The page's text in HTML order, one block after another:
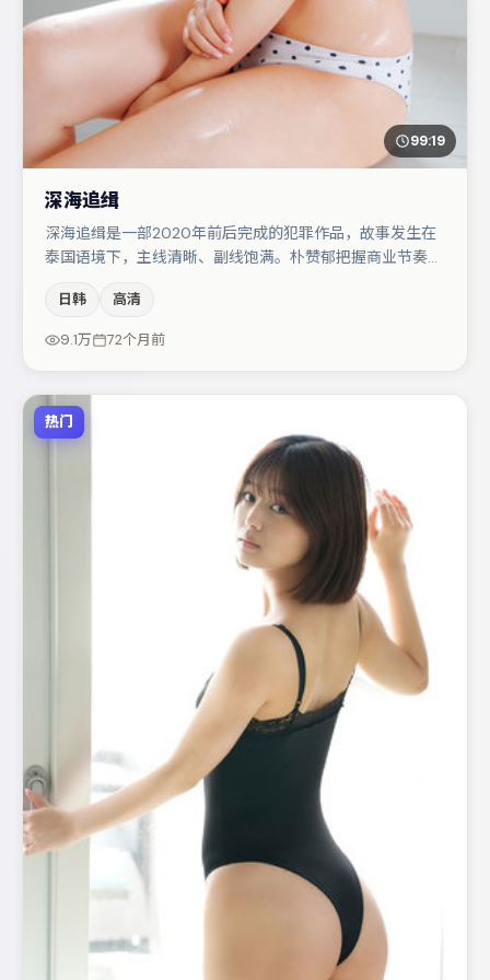
99:19
深海追缉
深海追缉是一部2020年前后完成的犯罪作品，故事发生在
泰国语境下，主线清晰、副线饱满。朴赞郁把握商业节奏的
片中承担叙事驱动，段奕宏、肖央分别提供反差与喜剧/悬
疑调剂（视场次而定）。整体完成度较高，适合周末一口气
日韩 高清
9.1万 72个月前
热门